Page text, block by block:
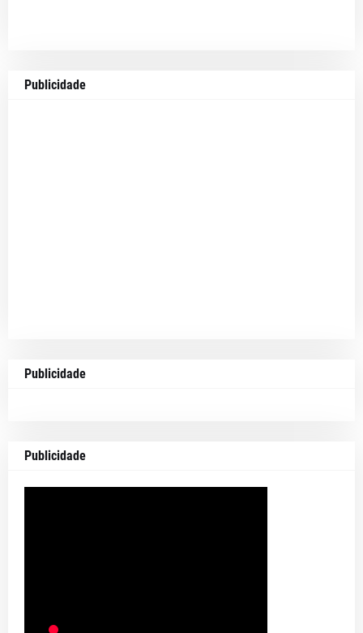
Publicidade
Publicidade
Publicidade